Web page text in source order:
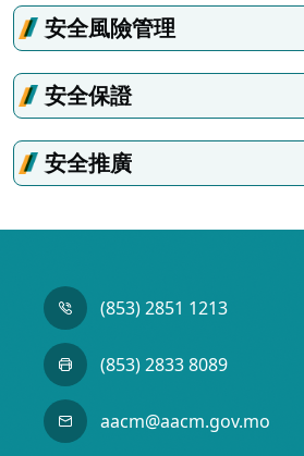
安全風險管理
安全保證
安全推廣
(853) 2851 1213
(853) 2833 8089
aacm@aacm.gov.mo